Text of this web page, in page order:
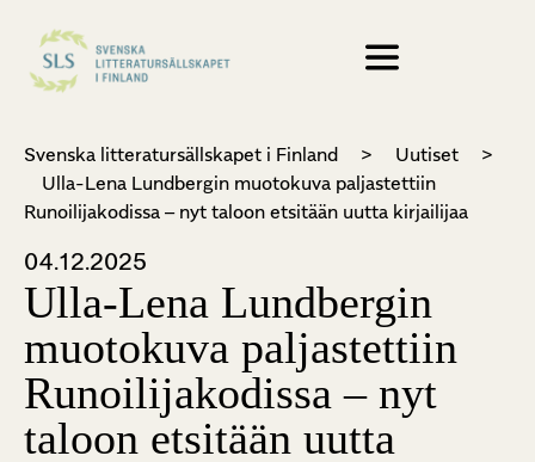
Svenska litteratursällskapet i Finland > Uutiset
>
Ulla-Lena Lundbergin muotokuva paljastettiin
Runoilijakodissa – nyt taloon etsitään uutta kirjailijaa
04.12.2025
Ulla-Lena Lundbergin
muotokuva paljastettiin
Runoilijakodissa – nyt
taloon etsitään uutta